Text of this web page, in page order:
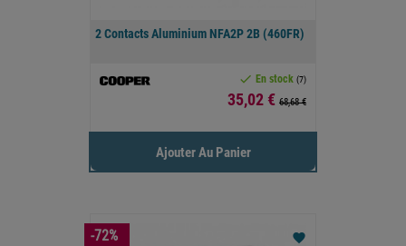
2 Contacts Aluminium NFA2P 2B (460FR)
 En stock (7)
Prix
35,02 € 68,68 €
Ajouter Au Panier
favorite
-72%